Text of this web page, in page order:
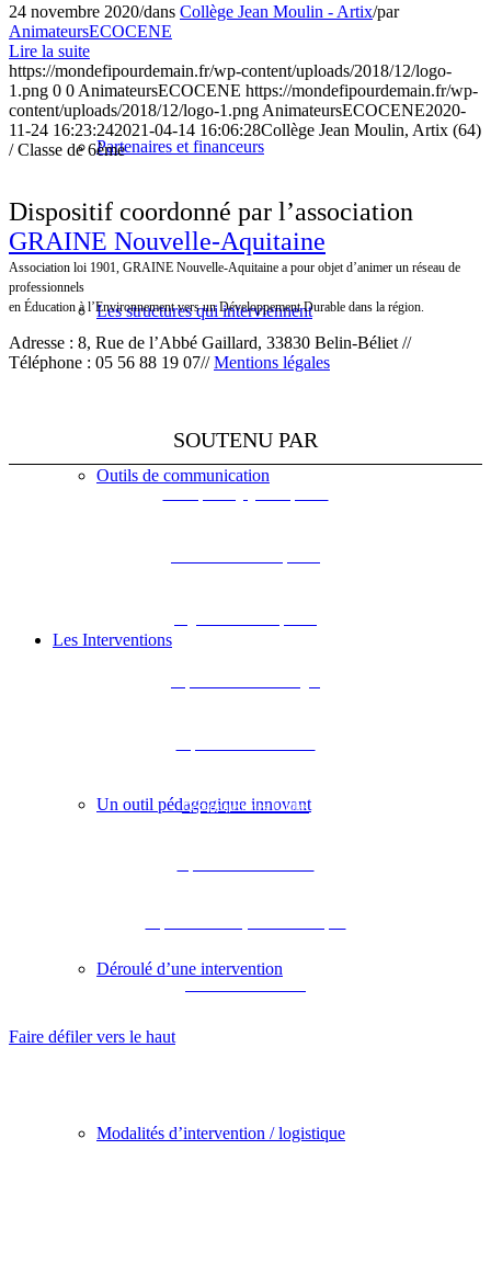
Partenaires et financeurs
Les structures qui interviennent
Outils de communication
Les Interventions
Un outil pédagogique innovant
Déroulé d’une intervention
Modalités d’intervention / logistique
24 novembre 2020/dans Collège Jean Moulin - Artix/par
AnimateursECOCENE
Lire la suite
https://mondefipourdemain.fr/wp-content/uploads/2018/12/logo-
1.png 0 0 AnimateursECOCENE https://mondefipourdemain.fr/wp-
content/uploads/2018/12/logo-1.png AnimateursECOCENE2020-
11-24 16:23:242021-04-14 16:06:28Collège Jean Moulin, Artix (64)
/ Classe de 6ème
Dispositif coordonné par l’association
GRAINE Nouvelle-Aquitaine
Association loi 1901, GRAINE Nouvelle-Aquitaine a pour objet d’animer un réseau de
professionnels
en Éducation à l’Environnement vers un Développement Durable dans la région.
Adresse : 8, Rue de l’Abbé Gaillard, 33830 Belin-Béliet //
Téléphone : 05 56 88 19 07//Mentions légales
SOUTENU PAR
Département des Landes
Faire défiler vers le haut